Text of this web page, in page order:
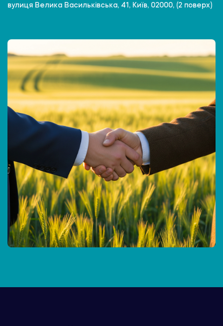
вулиця Велика Васильківська, 41, Київ, 02000, (2 поверх)